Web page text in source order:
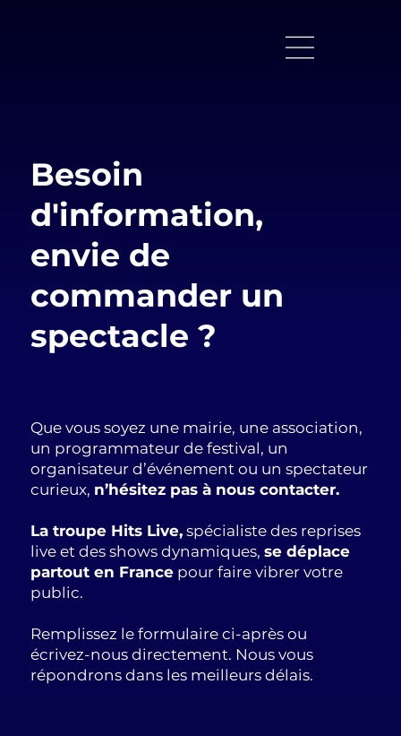
Besoin
d'information,
envie de
commander un
spectacle ?
Que vous soyez une mairie, une association,
un programmateur de festival, un
organisateur d’événement ou un spectateur
curieux, n’hésitez pas à nous contacter.
La troupe Hits Live, spécialiste des reprises
live et des shows dynamiques,se déplace
partout en France pour faire vibrer votre
public.
Remplissez le formulaire ci-après ou
écrivez-nous directement. Nous vous
répondrons dans les meilleurs délais.